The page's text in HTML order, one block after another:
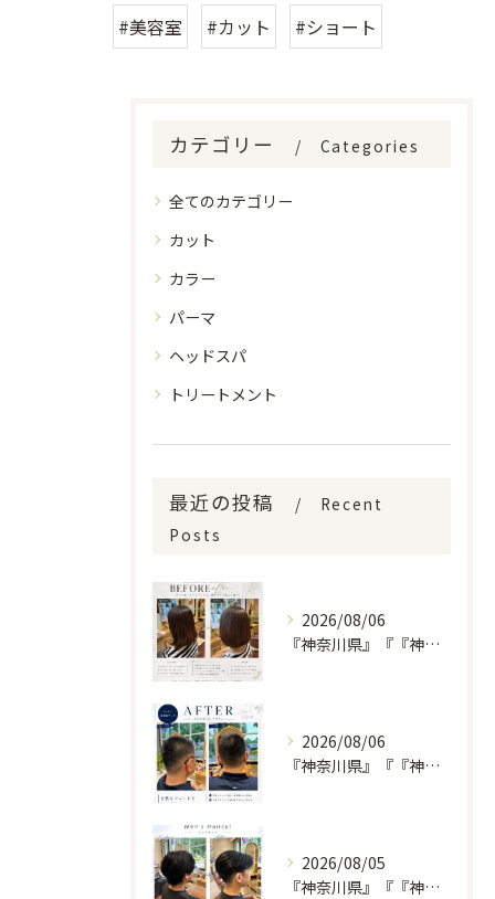
#美容室 #カット #ショート
カテゴリー Categories
全てのカテゴリー
カット
カラー
パーマ
ヘッドスパ
トリートメント
最近の投稿
Recent
Posts
2026/08/06
『神奈川県』『『神奈川県』『綾瀬市』『海老名市』『美容室』
2026/08/06
『神奈川県』『『神奈川県』『綾瀬市』『海老名市』『美容室』
2026/08/05
『神奈川県』『『神奈川県』『綾瀬市』『海老名市』『美容室』